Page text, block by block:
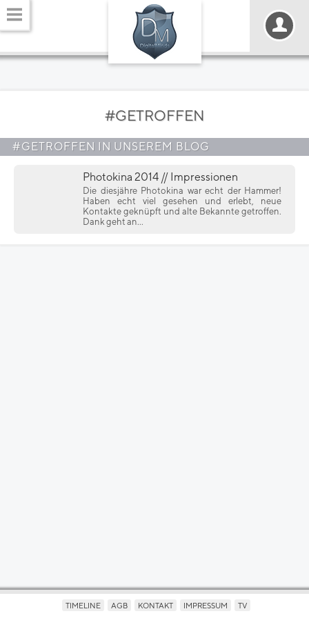
#GETROFFEN
#GETROFFEN IN UNSEREM BLOG
Photokina 2014 // Impressionen
Die diesjähre Photokina war echt der Hammer!
Haben echt viel gesehen und erlebt, neue
Kontakte geknüpft und alte Bekannte getroffen.
Dank geht an...
TIMELINE AGB KONTAKT IMPRESSUM TV